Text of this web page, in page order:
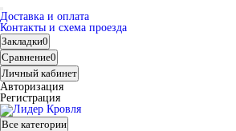
Доставка и оплата
Контакты и схема проезда
Закладки0
Сравнение0
Личный кабинет
Авторизация
Регистрация
Все категории